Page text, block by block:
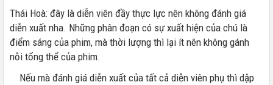
Thái Hoà: đây là diễn viên đầy thực lực nên không đánh giá
diễn xuất nha. Những phân đoạn có sự xuất hiện của chú là
điểm sáng của phim, mà thời lượng thì lại ít nên không gánh
nỗi tổng thể của phim.
Nếu mà đánh giá diễn xuất của tất cả diễn viên phụ thì dập